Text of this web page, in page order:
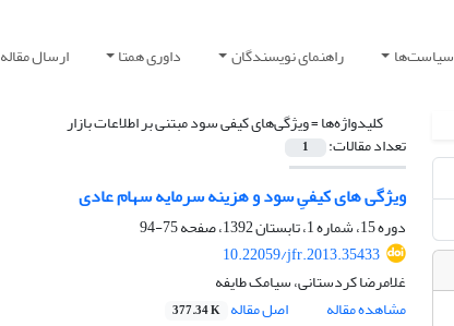
سیاست‌ها راهنمای نویسندگان داوری همتا ارسال مقاله
کلیدواژه‌ها =ویژگی‌های کیفی سود مبتنی بر اطلاعات بازار
تعداد مقالات: 1
ویژگی های کیفیِ سود و هزینه سرمایه سهام عادی
دوره 15، شماره 1، تابستان 1392، صفحه
75-94
10.22059/jfr.2013.35433
غلامرضا کردستانی، سیامک طایفه
مشاهده مقاله
اصل مقاله 377.34 K